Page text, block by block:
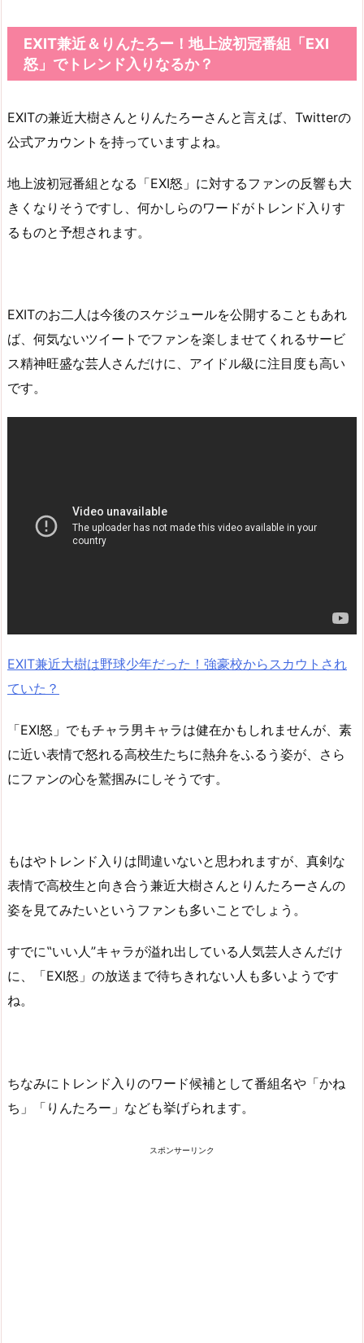
EXIT兼近＆りんたろー！地上波初冠番組「EXI
怒」でトレンド入りなるか？
EXITの兼近大樹さんとりんたろーさんと言えば、Twitterの
公式アカウントを持っていますよね。
地上波初冠番組となる「EXI怒」に対するファンの反響も大
きくなりそうですし、何かしらのワードがトレンド入りす
るものと予想されます。
EXITのお二人は今後のスケジュールを公開することもあれ
ば、何気ないツイートでファンを楽しませてくれるサービ
ス精神旺盛な芸人さんだけに、アイドル級に注目度も高い
です。
EXIT兼近大樹は野球少年だった！強豪校からスカウトされ
ていた？
「EXI怒」でもチャラ男キャラは健在かもしれませんが、素
に近い表情で怒れる高校生たちに熱弁をふるう姿が、さら
にファンの心を鷲掴みにしそうです。
もはやトレンド入りは間違いないと思われますが、真剣な
表情で高校生と向き合う兼近大樹さんとりんたろーさんの
姿を見てみたいというファンも多いことでしょう。
すでに‟いい人”キャラが溢れ出している人気芸人さんだけ
に、「EXI怒」の放送まで待ちきれない人も多いようです
ね。
ちなみにトレンド入りのワード候補として番組名や「かね
ち」「りんたろー」なども挙げられます。
スポンサーリンク